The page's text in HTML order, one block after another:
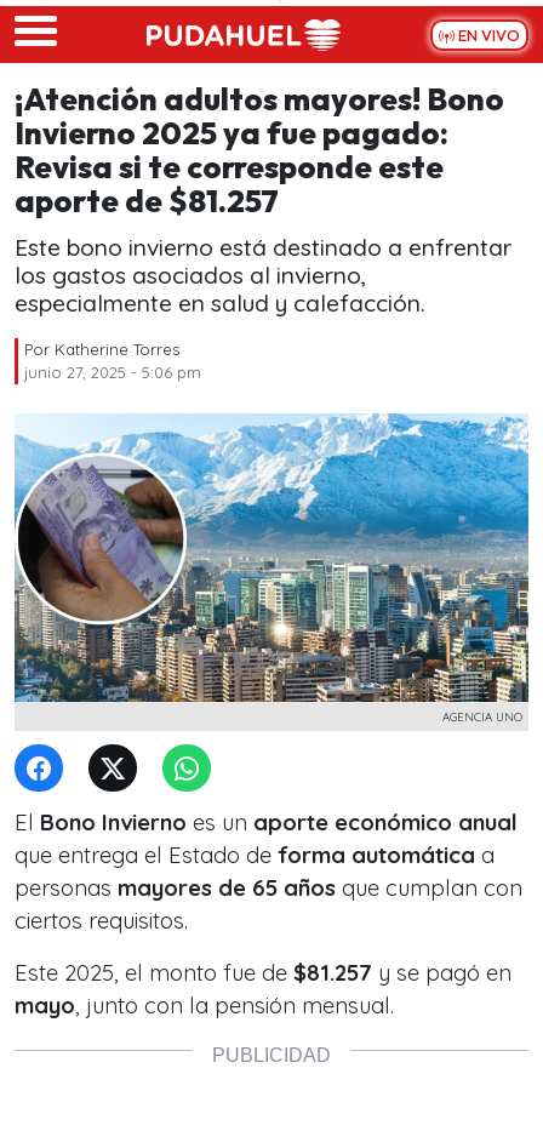
Skip to main content
EN VIVO
¡Atención adultos mayores! Bono
Invierno 2025 ya fue pagado:
Revisa si te corresponde este
aporte de $81.257
Este bono invierno está destinado a enfrentar
los gastos asociados al invierno,
especialmente en salud y calefacción.
Por Katherine Torres
junio 27, 2025 - 5:06 pm
AGENCIA UNO
El Bono Invierno es un aporte económico anual
que entrega el Estado de forma automática a
personas mayores de 65 años que cumplan con
ciertos requisitos.
Este 2025, el monto fue de $81.257 y se pagó en
mayo, junto con la pensión mensual.